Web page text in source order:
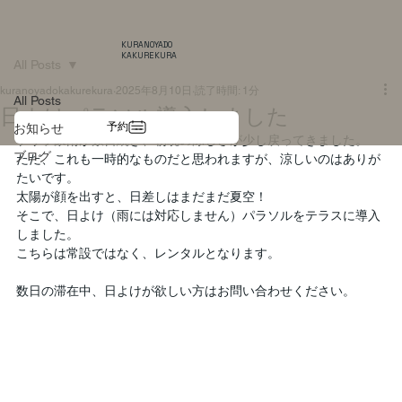
KURANOYADO
KAKUREKURA
予約
All Posts
お知らせ
ブログ
All Posts
日よけパラソル導入しました
kuranoyadokakurekura 2025年8月10日 読了時間: 1分
ゲリラ豪雨が数日続き、朝晩の涼しさが少し戻ってきました。
ただ、これも一時的なものだと思われますが、涼しいのはありが
たいです。
太陽が顔を出すと、日差しはまだまだ夏空！
そこで、日よけ（雨には対応しません）パラソルをテラスに導入
しました。
こちらは常設ではなく、レンタルとなります。
数日の滞在中、日よけが欲しい方はお問い合わせください。